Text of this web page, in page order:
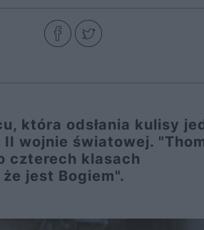
która odsłania kulisy
wojnie światowej.
czterech klasach
jest Bogiem".